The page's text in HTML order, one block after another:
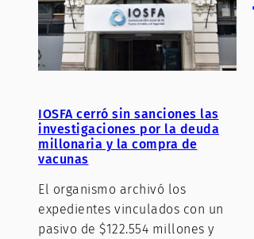
IOSFA cerró sin sanciones las
investigaciones por la deuda
millonaria y la compra de
vacunas
El organismo archivó los
expedientes vinculados con un
pasivo de $122.554 millones y